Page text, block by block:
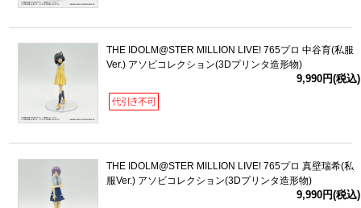
THE IDOLM@STER MILLION LIVE! 765プロ 中谷育(私服
Ver.) アソビコレクション(3Dプリンタ造形物)
9,990円(税込)
THE IDOLM@STER MILLION LIVE! 765プロ 真壁瑞希(私
服Ver.) アソビコレクション(3Dプリンタ造形物)
9,990円(税込)